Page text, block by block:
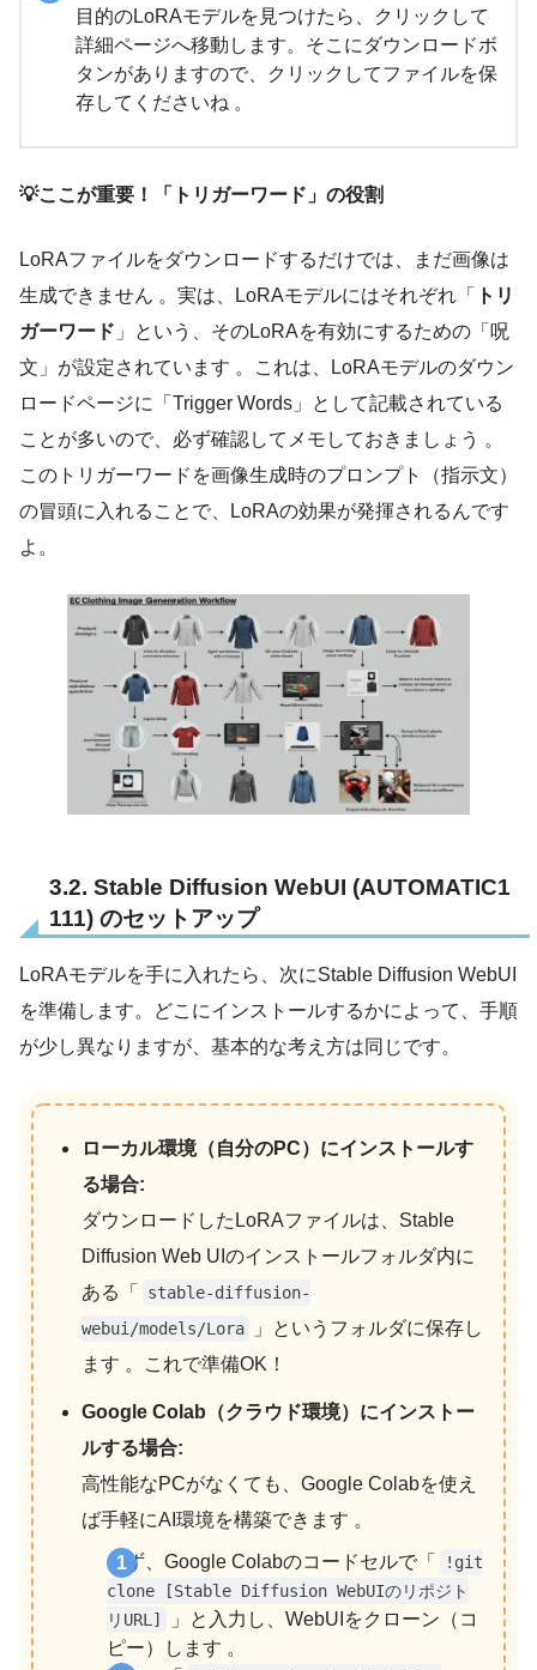
目的のLoRAモデルを見つけたら、クリックして
詳細ページへ移動します。そこにダウンロードボ
タンがありますので、クリックしてファイルを保
存してくださいね 。
💡ここが重要！「トリガーワード」の役割
LoRAファイルをダウンロードするだけでは、まだ画像は
生成できません 。実は、LoRAモデルにはそれぞれ「
トリ
ガーワード 」という、そのLoRAを有効にするための「呪
文」が設定されています 。これは、LoRAモデルのダウン
ロードページに「Trigger Words」として記載されている
ことが多いので、必ず確認してメモしておきましょう 。
このトリガーワードを画像生成時のプロンプト（指示文）
の冒頭に入れることで、LoRAの効果が発揮されるんです
よ。
3.2. Stable Diffusion WebUI (AUTOMATIC1
111) のセットアップ
LoRAモデルを手に入れたら、次にStable Diffusion WebUI
を準備します。どこにインストールするかによって、手順
が少し異なりますが、基本的な考え方は同じです。
ローカル環境（自分のPC）にインストールす
る場合:
ダウンロードしたLoRAファイルは、Stable
Diffusion Web UIのインストールフォルダ内に
ある「
stable-diffusion-
webui/models/Lora
」というフォルダに保存し
ます 。これで準備OK！
Google Colab（クラウド環境）にインストー
ルする場合:
高性能なPCがなくても、Google Colabを使え
ば手軽にAI環境を構築できます 。
まず、Google Colabのコードセルで「
!git
clone [Stable Diffusion WebUIのリポジト
リURL]
」と入力し、WebUIをクローン（コ
ピー）します 。